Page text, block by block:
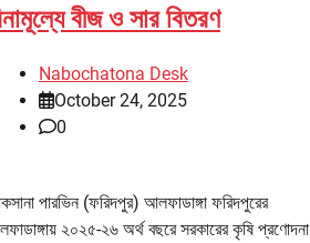
বীজ ও সার বিতরণ
Nabochatona Desk
October 24, 2025
0
পারভিন (ফরিদপুর) আলফাডাঙ্গা ফরিদপুরের
২০২৫-২৬ অর্থ বছরে সরকারের কৃষি প্রণোদনা